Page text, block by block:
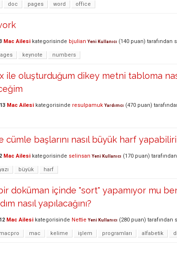
doc pages word office
Mac Ailesi kategorisinde bjulian Yeni Kullanıcı (140 puan) tarafından
keynote numbers
ile oluşturduğum dikey metni tabloma
Mac Ailesi kategorisinde resulpamuk Yardımcı (470 puan)
cümle başlarını nasıl büyük harf
Mac Ailesi kategorisinde selinsan Yeni Kullanıcı (170 puan) tarafından
büyük harf
doküman içinde "sort" yapamıyor mu
nasıl yapılacağını?
Mac Ailesi kategorisinde Nettie Yeni Kullanıcı (280 puan) tarafından
macpro mac kelime işlem programları alfabetik